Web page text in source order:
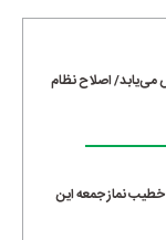
می‌یابد/ اصلاح نظام
نماز جمعه این